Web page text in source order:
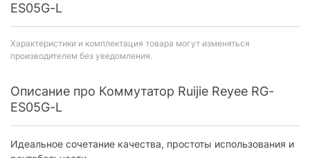
ES05G-L
Характеристики и комплектация товара могут изменяться
производителем без уведомления.
Описание про Коммутатор Ruijie Reyee RG-
ES05G-L
Идеальное сочетание качества, простоты использования и